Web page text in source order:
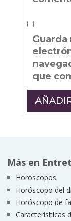
que
Más en
Horóscopos
Horóscopo del
Horóscopo de
Caracterísiticas